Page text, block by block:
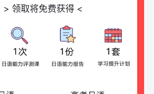
> 领取将免费获得 <